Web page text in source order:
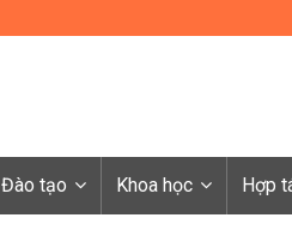
Đào tạo Khoa học Hợp